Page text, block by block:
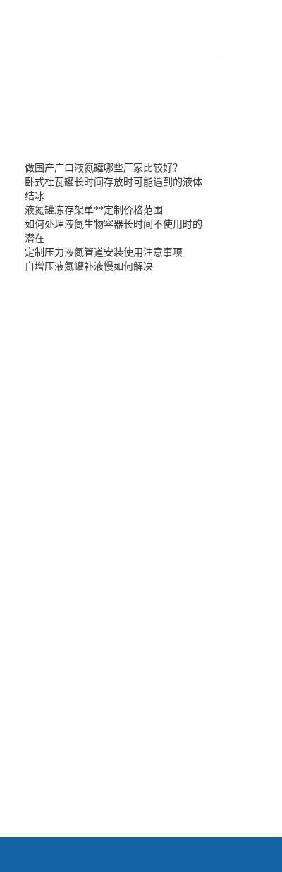
做国产广口液氮罐哪些厂家比较好？
卧式杜瓦罐长时间存放时可能遇到的液体
结冰
液氮罐冻存架单**定制价格范围
如何处理液氮生物容器长时间不使用时的
潜在
定制压力液氮管道安装使用注意事项
自增压液氮罐补液慢如何解决